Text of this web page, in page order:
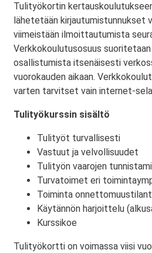
Tulityökortin
lähetetään kirjautumistunnukset
viimeistään ilmoittautumista
Verkkokoulutusosuus
osallistumista itsenäisesti
vuorokauden aikaan.
varten tarvitset vain internet-
Tulityökurssin sisältö
Tulityöt turvallisesti
Vastuut ja velvollisuudet
Tulityön vaarojen
Turvatoimet eri
Toiminta
Käytännön harjoittelu
Kurssikoe
Tulityökortti on voimassa viisi